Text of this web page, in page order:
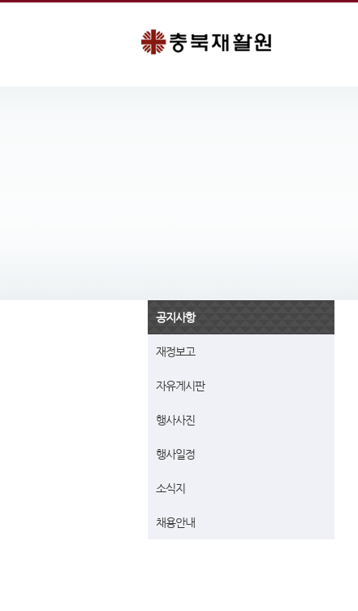
공지사항
재정보고
자유게시판
행사사진
행사일정
소식지
채용안내